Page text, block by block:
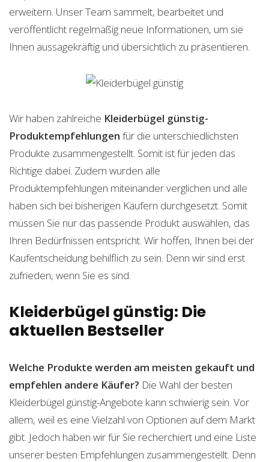
erweitern. Unser Team sammelt, bearbeitet und
veröffentlicht regelmäßig neue Informationen, um sie
Ihnen aussagekräftig und übersichtlich zu präsentieren.
Wir haben zahlreiche Kleiderbügel günstig-
Produktempfehlungen für die unterschiedlichsten
Produkte zusammengestellt. Somit ist für jeden das
Richtige dabei. Zudem wurden alle
Produktempfehlungen miteinander verglichen und alle
haben sich bei bisherigen Käufern durchgesetzt. Somit
müssen Sie nur das passende Produkt auswählen, das
Ihren Bedürfnissen entspricht. Wir hoffen, Ihnen bei der
Kaufentscheidung behilflich zu sein. Denn wir sind erst
zufrieden, wenn Sie es sind.
Kleiderbügel günstig: Die
aktuellen Bestseller
Welche Produkte werden am meisten gekauft und
empfehlen andere Käufer? Die Wahl der besten
Kleiderbügel günstig-Angebote kann schwierig sein. Vor
allem, weil es eine Vielzahl von Optionen auf dem Markt
gibt. Jedoch haben wir für Sie recherchiert und eine Liste
unserer besten Empfehlungen zusammengestellt. Denn